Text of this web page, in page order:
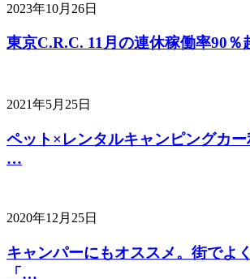
2023年10月26日
東京C.R.C. 11月の連休稼働率90
2021年5月25日
ペット×レンタルキャンピングカ
…
2020年12月25日
キャンパーにもオススメ。街でよ
「…